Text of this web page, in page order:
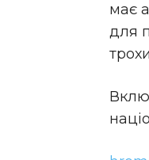
має
для